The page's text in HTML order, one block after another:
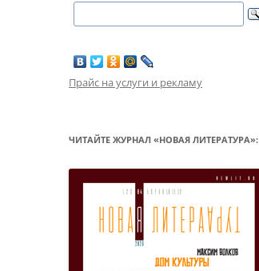
Прайс на услуги и рекламу
ЧИТАЙТЕ ЖУРНАЛ «НОВАЯ ЛИТЕРАТУРА»: